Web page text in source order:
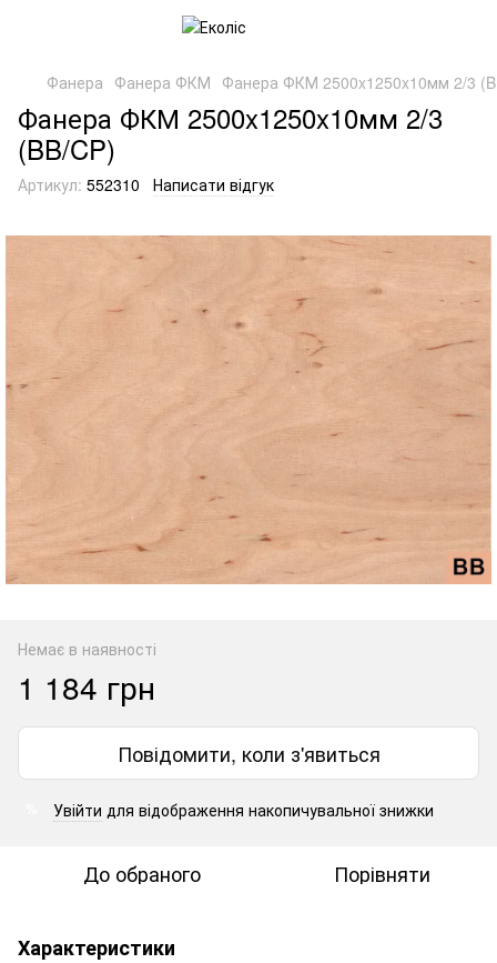
Фанера Фанера ФКМ Фанера ФКМ 2500x1250x10мм 2/3
Фанера ФКМ 2500x1250x10мм 2/3
(BB/CP)
Артикул: 552310 Написати відгук
Немає в наявності
1 184 грн
Повідомити, коли з'явиться
Увійти для відображення накопичувальної знижки
До обраного Порівняти
Характеристики